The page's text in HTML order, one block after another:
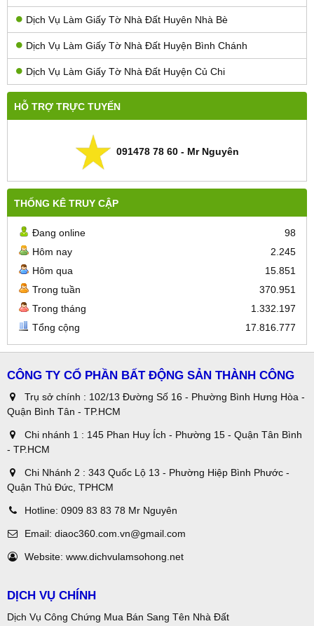
Dịch Vụ Làm Giấy Tờ Nhà Đất Huyên Nhà Bè
Dịch Vụ Làm Giấy Tờ Nhà Đất Huyện Bình Chánh
Dịch Vụ Làm Giấy Tờ Nhà Đất Huyện Củ Chi
HỖ TRỢ TRỰC TUYẾN
091478 78 60 - Mr Nguyên
THỐNG KÊ TRUY CẬP
Đang online
98
Hôm nay
2.245
Hôm qua
15.851
Trong tuần
370.951
Trong tháng
1.332.197
Tổng cộng
17.816.777
CÔNG TY CỔ PHẦN BẤT ĐỘNG SẢN THÀNH CÔNG
Trụ sở chính : 102/13 Đường Số 16 - Phường Bình Hưng Hòa -
Quận Bình Tân - TP.HCM
Chi nhánh 1 : 145 Phan Huy Ích - Phường 15 - Quận Tân Bình
- TP.HCM
Chi Nhánh 2 : 343 Quốc Lộ 13 - Phường Hiệp Bình Phước -
Quận Thủ Đức, TPHCM
Hotline: 0909 83 83 78 Mr Nguyên
Email: diaoc360.com.vn@gmail.com
Website: www.dichvulamsohong.net
DỊCH VỤ CHÍNH
Dịch Vụ Công Chứng Mua Bán Sang Tên Nhà Đất